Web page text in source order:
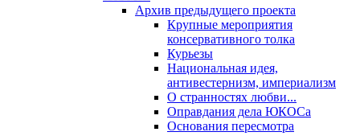
Архив предыдущего проекта
Крупные мероприятия
консервативного толка
Курьезы
Национальная идея,
антивестернизм, империализм
О странностях любви...
Оправдания дела ЮКОСа
Основания пересмотра